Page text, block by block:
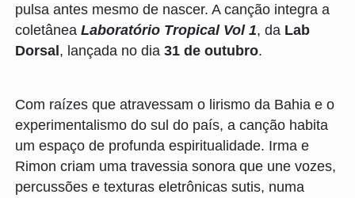
pulsa antes mesmo de nascer. A canção integra a
coletânea Laboratório Tropical Vol 1, da Lab
Dorsal, lançada no dia 31 de outubro.
Com raízes que atravessam o lirismo da Bahia e o
experimentalismo do sul do país, a canção habita
um espaço de profunda espiritualidade. Irma e
Rimon criam uma travessia sonora que une vozes,
percussões e texturas eletrônicas sutis, numa